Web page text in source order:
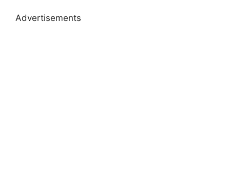
Advertisements